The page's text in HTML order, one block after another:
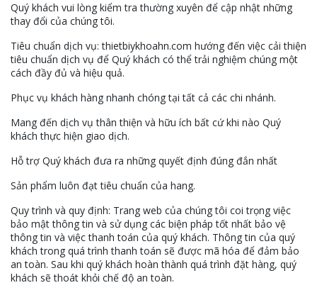
Quý khách vui lòng kiểm tra thường xuyên để cập nhật những
thay đổi của chúng tôi.
Tiêu chuẩn dịch vụ: thietbiykhoahn.com hướng đến việc cải thiện
tiêu chuẩn dịch vụ để Quý khách có thể trải nghiệm chúng một
cách đầy đủ và hiệu quả.
Phục vụ khách hàng nhanh chóng tại tất cả các chi nhánh.
Mang đến dịch vụ thân thiện và hữu ích bất cứ khi nào Quý
khách thực hiện giao dịch.
Hỗ trợ Quý khách đưa ra những quyết định đúng đắn nhất
Sản phẩm luôn đạt tiêu chuẩn của hang.
Quy trình và quy định: Trang web của chúng tôi coi trọng việc
bảo mật thông tin và sử dụng các biện pháp tốt nhất bảo vệ
thông tin và việc thanh toán của quý khách. Thông tin của quý
khách trong quá trình thanh toán sẽ được mã hóa để đảm bảo
an toàn. Sau khi quý khách hoàn thành quá trình đặt hàng, quý
khách sẽ thoát khỏi chế độ an toàn.